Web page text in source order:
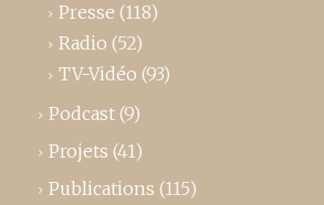
Presse (118)
Radio (52)
TV-Vidéo (93)
Podcast (9)
Projets (41)
Publications (115)